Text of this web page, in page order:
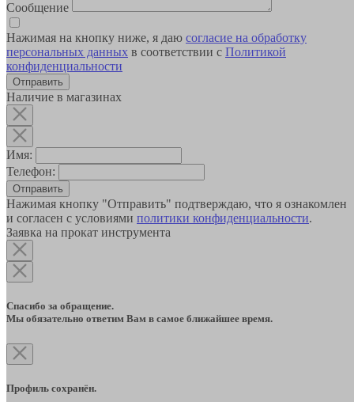
Сообщение
Нажимая на кнопку ниже, я даю согласие на обработку
персональных данных в соответствии с Политикой
конфиденциальности
Наличие в магазинах
Имя:
Телефон:
Отправить
Нажимая кнопку "Отправить" подтверждаю, что я ознакомлен
и согласен с условиями политики конфиденциальности.
Заявка на прокат инструмента
Спасибо за обращение.
Мы обязательно ответим Вам в самое ближайшее время.
Профиль сохранён.